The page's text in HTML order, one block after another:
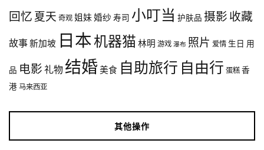
回忆 夏天 奇观 姐妹婚纱 寿司 小叮当 护肤品 摄影 收藏
故事新加坡 日本机器猫 林明 游戏 瀑布 照片 爱情 生日 用
品 电影 礼物 结婚美食 自助旅行 自由行 蛋糕 香
港 马来西亚
其他操作